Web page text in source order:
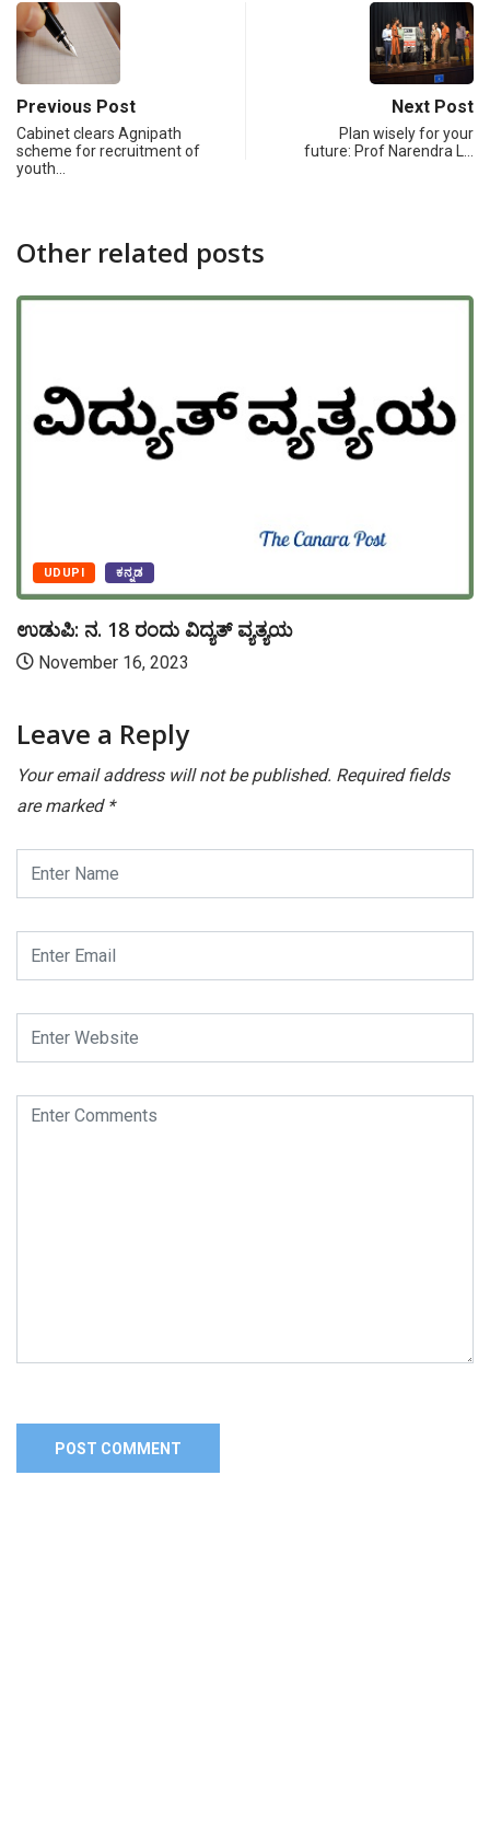
Previous Post
Cabinet clears Agnipath
scheme for recruitment of
youth…
Next Post
Plan wisely for your
future: Prof Narendra L…
Other related posts
UDUPI ಕನ್ನಡ
ಉಡುಪಿ: ನ. 18 ರಂದು ವಿದ್ಯತ್ ವ್ಯತ್ಯಯ
November 16, 2023
Leave a Reply
Your email address will not be published. Required fields
are marked *